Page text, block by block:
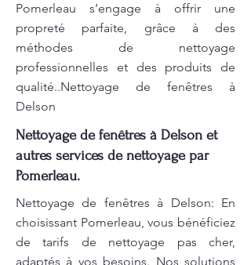
Pomerleau s’engage à offrir une
propreté parfaite, grâce à des
méthodes de nettoyage
professionnelles et des produits de
qualité..Nettoyage de fenêtres à
Delson
Nettoyage de fenêtres à Delson et
autres services de nettoyage par
Pomerleau.
Nettoyage de fenêtres à Delson: En
choisissant Pomerleau, vous bénéficiez
de tarifs de nettoyage pas cher,
adaptés à vos besoins. Nos solutions